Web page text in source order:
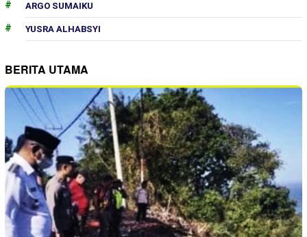
ARGO SUMAIKU
YUSRA ALHABSYI
BERITA UTAMA